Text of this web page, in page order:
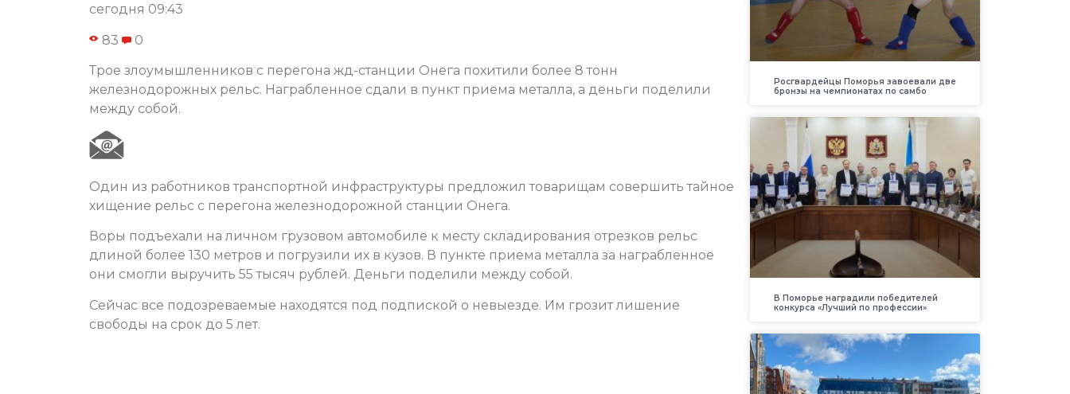
сегодня 09:43
83 0
Трое злоумышленников с перегона жд-станции Онега похитили более 8 тонн
железнодорожных рельс. Награбленное сдали в пункт приема металла, а деньги поделили
между собой.
Один из работников транспортной инфраструктуры предложил товарищам совершить тайное
хищение рельс с перегона железнодорожной станции Онега.
Воры подъехали на личном грузовом автомобиле к месту складирования отрезков рельс
длиной более 130 метров и погрузили их в кузов. В пункте приема металла за награбленное
они смогли выручить 55 тысяч рублей. Деньги поделили между собой.
Сейчас все подозреваемые находятся под подпиской о невыезде. Им грозит лишение
свободы на срок до 5 лет.
Росгвардейцы Поморья завоевали две
бронзы на чемпионатах по самбо
В Поморье наградили победителей
конкурса «Лучший по профессии»